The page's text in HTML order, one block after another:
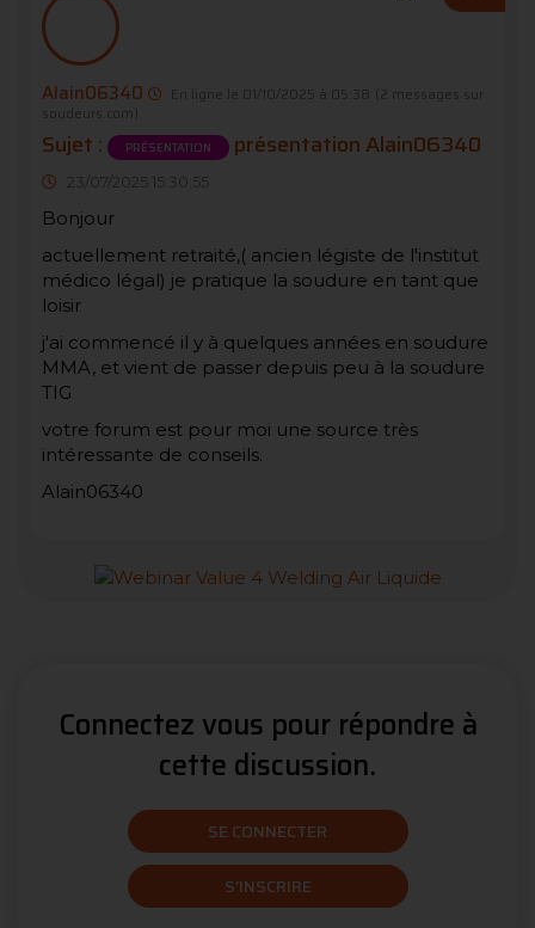
Alain06340 En ligne le 01/10/2025 à 05:38
(2 messages sur
soudeurs.com)
Sujet : PRÉSENTATION présentation Alain06340
23/07/2025 15:30:55
Bonjour
actuellement retraité,( ancien légiste de l'institut
médico légal) je pratique la soudure en tant que
loisir
j'ai commencé il y à quelques années en soudure
MMA, et vient de passer depuis peu à la soudure
TIG
votre forum est pour moi une source très
intéressante de conseils.
Alain06340
Connectez vous pour répondre à
cette discussion.
SE CONNECTER
S'INSCRIRE